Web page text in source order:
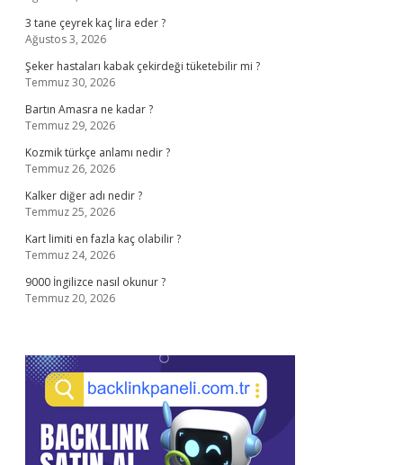
3 tane çeyrek kaç lira eder ?
Ağustos 3, 2026
Şeker hastaları kabak çekirdeği tüketebilir mi ?
Temmuz 30, 2026
Bartın Amasra ne kadar ?
Temmuz 29, 2026
Kozmik türkçe anlamı nedir ?
Temmuz 26, 2026
Kalker diğer adı nedir ?
Temmuz 25, 2026
Kart limiti en fazla kaç olabilir ?
Temmuz 24, 2026
9000 İngilizce nasıl okunur ?
Temmuz 20, 2026